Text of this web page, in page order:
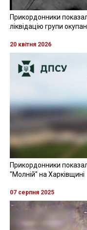
Прикордонники
ліквідацію групи
20 квітня 2026
Прикордонники
"Молній" на Харківщині
07 серпня 2025